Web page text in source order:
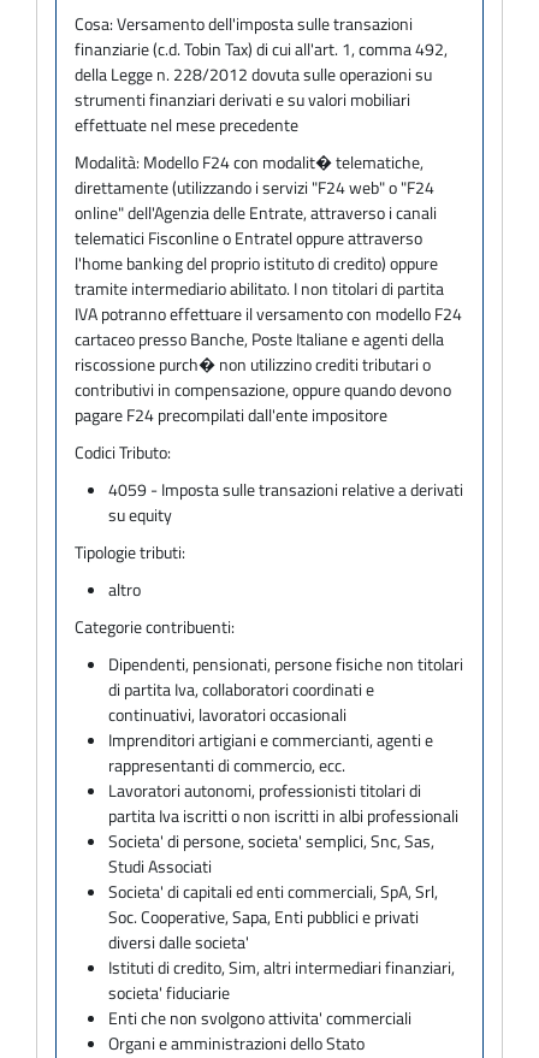
Cosa:Versamento dell'imposta sulle transazioni
finanziarie (c.d. Tobin Tax) di cui all'art. 1, comma 492,
della Legge n. 228/2012 dovuta sulle operazioni su
strumenti finanziari derivati e su valori mobiliari
effettuate nel mese precedente
Modalità: Modello F24 con modalit� telematiche,
direttamente (utilizzando i servizi "F24 web" o "F24
online" dell'Agenzia delle Entrate, attraverso i canali
telematici Fisconline o Entratel oppure attraverso
l'home banking del proprio istituto di credito) oppure
tramite intermediario abilitato. I non titolari di partita
IVA potranno effettuare il versamento con modello F24
cartaceo presso Banche, Poste Italiane e agenti della
riscossione purch� non utilizzino crediti tributari o
contributivi in compensazione, oppure quando devono
pagare F24 precompilati dall'ente impositore
Codici Tributo:
4059 - Imposta sulle transazioni relative a derivati
su equity
Tipologie tributi:
altro
Categorie contribuenti:
Dipendenti, pensionati, persone fisiche non titolari
di partita Iva, collaboratori coordinati e
continuativi, lavoratori occasionali
Imprenditori artigiani e commercianti, agenti e
rappresentanti di commercio, ecc.
Lavoratori autonomi, professionisti titolari di
partita Iva iscritti o non iscritti in albi professionali
Societa' di persone, societa' semplici, Snc, Sas,
Studi Associati
Societa' di capitali ed enti commerciali, SpA, Srl,
Soc. Cooperative, Sapa, Enti pubblici e privati
diversi dalle societa'
Istituti di credito, Sim, altri intermediari finanziari,
societa' fiduciarie
Enti che non svolgono attivita' commerciali
Organi e amministrazioni dello Stato